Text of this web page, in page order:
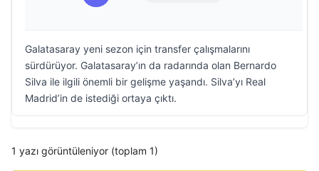
Galatasaray yeni sezon için transfer çalışmalarını
sürdürüyor. Galatasaray’ın da radarında olan Bernardo
Silva ile ilgili önemli bir gelişme yaşandı. Silva’yı Real
Madrid’in de istediği ortaya çıktı.
1 yazı görüntüleniyor (toplam 1)